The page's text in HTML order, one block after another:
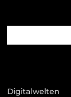
Digitalwelten